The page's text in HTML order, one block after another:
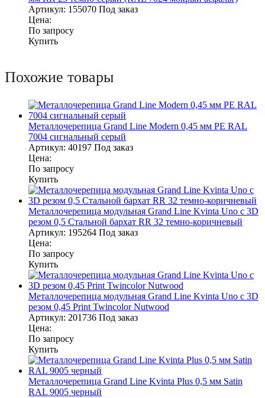
Артикул: 155070 Под заказ
Цена:
По запросу
Купить
Похожие товары
Металлочерепица Grand Line Modern 0,45 мм PE RAL
7004 сигнальный серый
Артикул: 40197 Под заказ
Цена:
По запросу
Купить
Металлочерепица модульная Grand Line Kvinta Uno c 3D
резом 0,5 Стальной бархат RR 32 темно-коричневый
Артикул: 195264 Под заказ
Цена:
По запросу
Купить
Металлочерепица модульная Grand Line Kvinta Uno c 3D
резом 0,45 Print Twincolor Nutwood
Артикул: 201736 Под заказ
Цена:
По запросу
Купить
Металлочерепица Grand Line Kvinta Plus 0,5 мм Satin
RAL 9005 черный